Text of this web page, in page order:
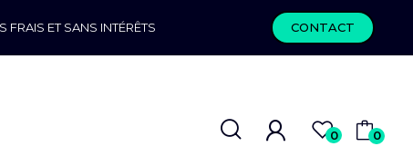
FRAIS ET SANS INTÉRÊTS CONTACT
0 0